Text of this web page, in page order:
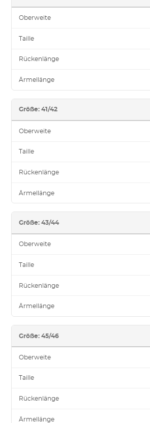
Oberweite
Taille
Rückenlänge
Ärmellänge
Größe: 41/42
Oberweite
Taille
Rückenlänge
Ärmellänge
Größe: 43/44
Oberweite
Taille
Rückenlänge
Ärmellänge
Größe: 45/46
Oberweite
Taille
Rückenlänge
Ärmellänge